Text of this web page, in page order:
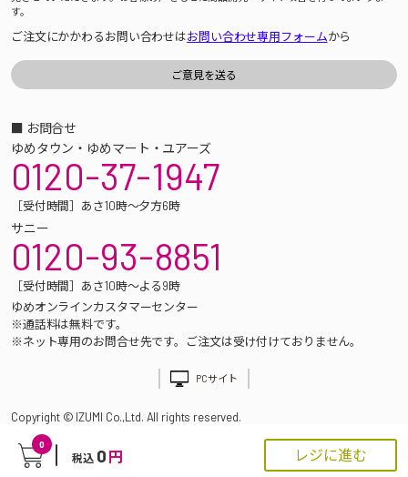
0
税込 0 円 レジに進む
す。
ご注文にかかわるお問い合わせはお問い合わせ専用フォームから
■ お問合せ
ゆめタウン・ゆめマート・ユアーズ
0120-37-1947
［受付時間］あさ10時～夕方6時
サニー
0120-93-8851
［受付時間］あさ10時～よる9時
ゆめオンラインカスタマーセンター
※通話料は無料です。
※ネット専用のお問合せ先です。ご注文は受け付けておりません。
PCサイト
Copyright © IZUMI Co.,Ltd. All rights reserved.